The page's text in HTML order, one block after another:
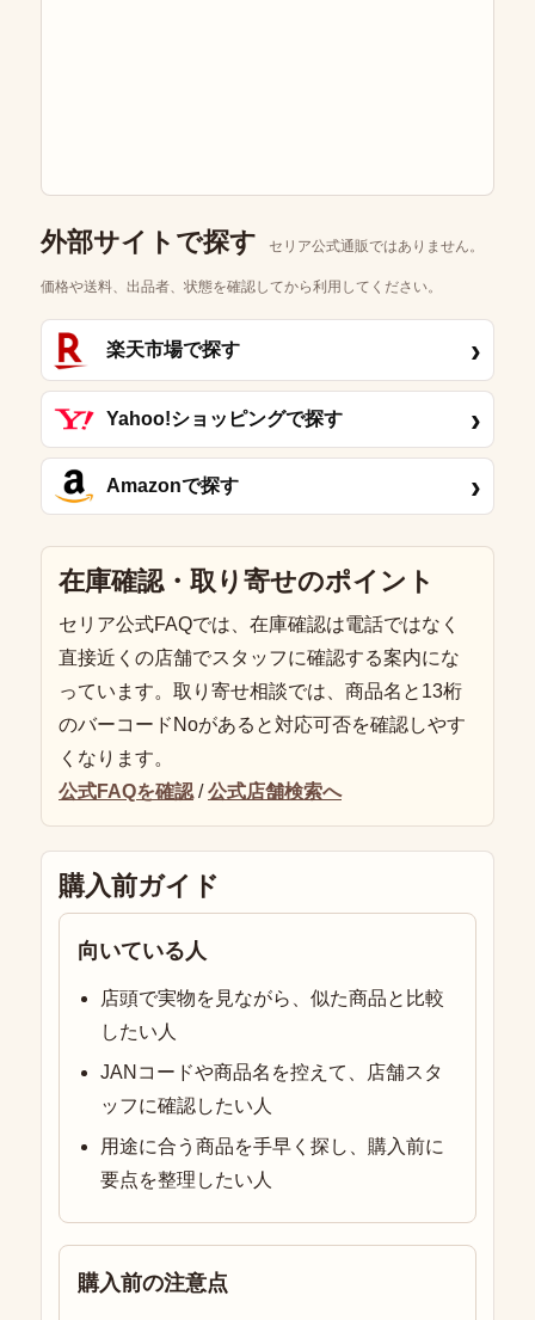
外部サイトで探す セリア公式通販ではありません。
価格や送料、出品者、状態を確認してから利用してください。
楽天市場で探す ›
Yahoo!ショッピングで探す ›
Amazonで探す ›
在庫確認・取り寄せのポイント
セリア公式FAQでは、在庫確認は電話ではなく
直接近くの店舗でスタッフに確認する案内にな
っています。取り寄せ相談では、商品名と13桁
のバーコードNoがあると対応可否を確認しやす
くなります。
公式FAQを確認 /公式店舗検索へ
購入前ガイド
向いている人
店頭で実物を見ながら、似た商品と比較
したい人
JANコードや商品名を控えて、店舗スタ
ッフに確認したい人
用途に合う商品を手早く探し、購入前に
要点を整理したい人
購入前の注意点